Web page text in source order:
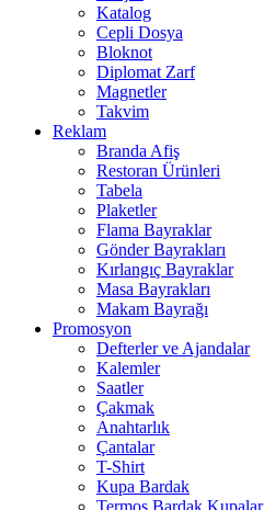
Katalog
Cepli Dosya
Bloknot
Diplomat Zarf
Magnetler
Takvim
Reklam
Branda Afiş
Restoran Ürünleri
Tabela
Plaketler
Flama Bayraklar
Gönder Bayrakları
Kırlangıç Bayraklar
Masa Bayrakları
Makam Bayrağı
Promosyon
Defterler ve Ajandalar
Kalemler
Saatler
Çakmak
Anahtarlık
Çantalar
T-Shirt
Kupa Bardak
Termos Bardak Kupalar